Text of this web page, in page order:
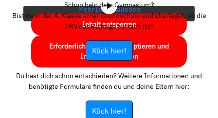
Mehr Informationen
Inhalt entsperren
Erforderlichen Service akzeptieren und
Inhalte entsperren
Schon bald dein Gymnasium?
Bist du in der 4. Klasse einer Grundschule und überlegst, ob die
TMS das Richtige für dich ist?
Klick hier!
Du hast dich schon entschieden? Weitere Informationen und
benötigte Formulare finden du und deine Eltern hier:
Klick hier!